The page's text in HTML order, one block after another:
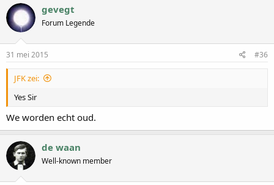
gevegt
Forum Legende
31 mei 2015 #36
JFK zei:
Yes Sir
We worden echt oud.
de waan
Well-known member